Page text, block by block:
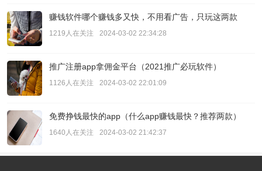
赚钱软件哪个赚钱多又快，不用看广告，只玩这两款
1219人在关注 2024-03-02 22:34:28
推广注册app拿佣金平台（2021推广必玩软件）
1126人在关注 2024-03-02 22:01:09
免费挣钱最快的app（什么app赚钱最快？推荐两款）
1640人在关注 2024-03-02 21:42:37